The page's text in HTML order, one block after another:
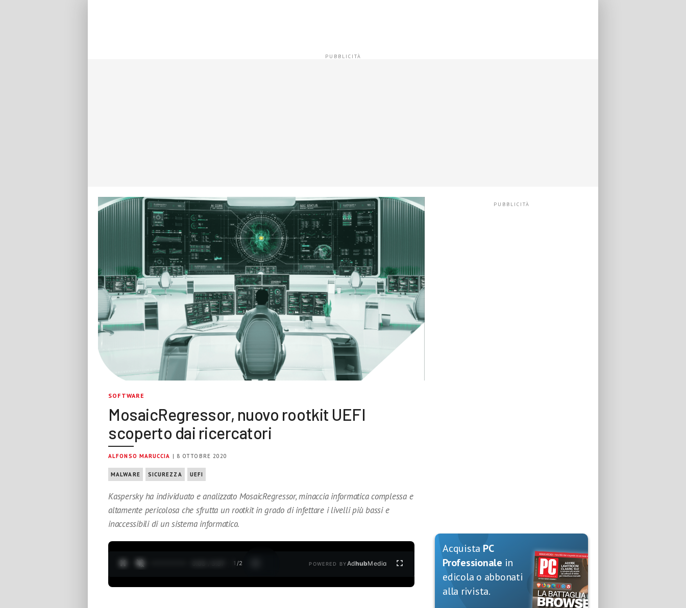
SOFTWARE
MosaicRegressor, nuovo rootkit UEFI
scoperto dai ricercatori
ALFONSO MARUCCIA | 8 OTTOBRE 2020
MALWARE SICUREZZA UEFI
Kaspersky ha individuato e analizzato MosaicRegressor, minaccia informatica complessa e
altamente pericolosa che sfrutta un rootkit in grado di infettare i livelli più bassi e
inaccessibili di un sistema informatico.
1 /2 POWERED BYAdhubMedia
Acquista PC
Professionale in
edicola o abbonati
alla rivista.